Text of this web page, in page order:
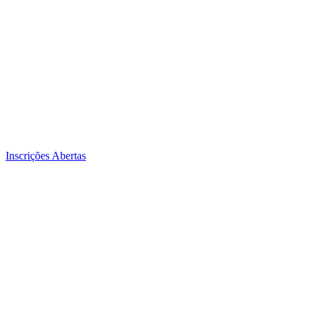
Inscrições Abertas